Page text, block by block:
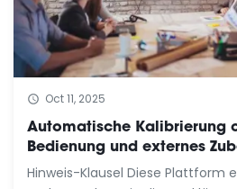
Oct 11, 2025
Automatische Kalibrierung
Bedienung und externes
Hinweis-Klausel Diese Plattform